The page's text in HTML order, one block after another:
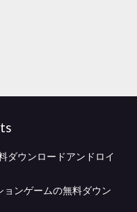
ダウンロードアンドロイ
ョンゲームの無料ダウン